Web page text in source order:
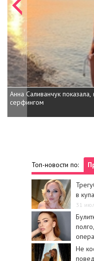
Анна Саливанчук
серфингом
Топ-новости по:
в
31
Не